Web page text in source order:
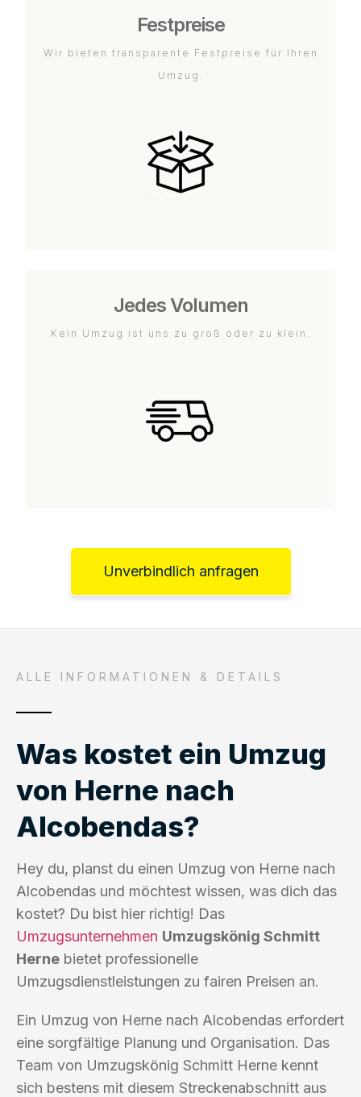
Festpreise
Wir bieten transparente Festpreise für Ihren
Umzug.
Jedes Volumen
Kein Umzug ist uns zu groß oder zu klein.
Unverbindlich anfragen
ALLE INFORMATIONEN & DETAILS
Was kostet ein Umzug
von Herne nach
Alcobendas?
Hey du, planst du einen Umzug von Herne nach
Alcobendas und möchtest wissen, was dich das
kostet? Du bist hier richtig! Das
Umzugsunternehmen Umzugskönig Schmitt
Herne bietet professionelle
Umzugsdienstleistungen zu fairen Preisen an.
Ein Umzug von Herne nach Alcobendas erfordert
eine sorgfältige Planung und Organisation. Das
Team von Umzugskönig Schmitt Herne kennt
sich bestens mit diesem Streckenabschnitt aus